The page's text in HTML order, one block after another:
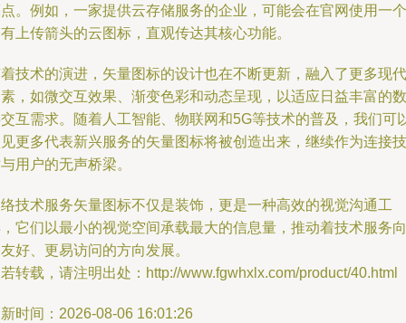
。例如，一家提供云存储服务的企业，可能会在官网使用一个
上传箭头的云图标，直观传达其核心功能。
技术的演进，矢量图标的设计也在不断更新，融入了更多现代
，如微交互效果、渐变色彩和动态呈现，以适应日益丰富的数
互需求。随着人工智能、物联网和5G等技术的普及，我们可
更多代表新兴服务的矢量图标将被创造出来，继续作为连接技
用户的无声桥梁。
技术服务矢量图标不仅是装饰，更是一种高效的视觉沟通工
它们以最小的视觉空间承载最大的信息量，推动着技术服务向
好、更易访问的方向发展。
转载，请注明出处：http://www.fgwhxlx.com/product/40.html
时间：2026-08-06 16:01:26